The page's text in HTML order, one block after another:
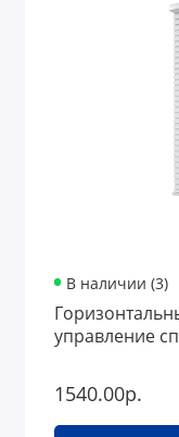
В наличии (3)
управление
1540.00р.